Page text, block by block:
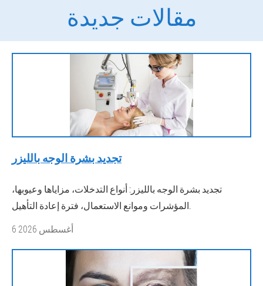
مقالات جديدة
تجديد بشرة الوجه بالليزر
تجديد بشرة الوجه بالليزر: أنواع التدخلات، مزاياها وعيوبها،
المؤشرات وموانع الاستعمال، فترة إعادة التأهيل.
6 أغسطس 2026